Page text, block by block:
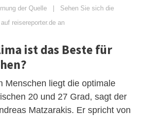
der Quelle | Sehen Sie sich die
reisereporter.de an
ist das Beste für
Menschen liegt die optimale
20 und 27 Grad, sagt der
Matzarakis. Er spricht von